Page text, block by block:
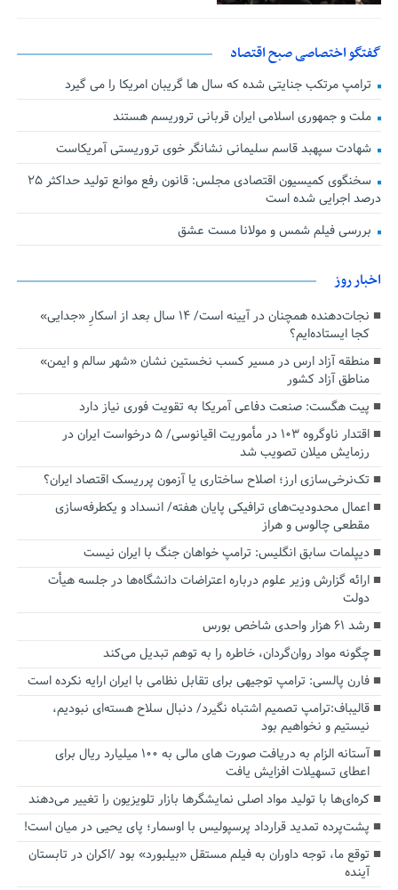
گفتگو اختصاصی صبح اقتصاد
ترامپ مرتکب جنایتی شده که سال ها گریبان امریکا را می گیرد
ملت و جمهوری اسلامی ایران قربانی تروریسم هستند
شهادت سپهبد قاسم سلیمانی نشانگر خوی تروریستی آمریکاست
سخنگوی کمیسیون اقتصادی مجلس: قانون رفع موانع تولید حداکثر ۲۵
درصد اجرایی شده است
بررسی فیلم شمس و مولانا مست عشق
اخبار روز
نجات‌دهنده‌ همچنان در آیینه است/ ۱۴ سال بعد از اسکارِ «جدایی»
کجا ایستاده‌ایم؟
منطقه آزاد ارس در مسیر کسب نخستین نشان «شهر سالم و ایمن»
مناطق آزاد کشور
پیت هگست: صنعت دفاعی آمریکا به تقویت فوری نیاز دارد
اقتدار ناوگروه ۱۰۳ در مأموریت‌ اقیانوسی/ ۵ درخواست ایران در
رزمایش میلان تصویب شد
تک‌نرخی‌سازی ارز؛ اصلاح ساختاری یا آزمون پرریسک اقتصاد ایران؟
اعمال محدودیت‌های ترافیکی پایان هفته/ انسداد و یکطرفه‌سازی
مقطعی چالوس و هراز
دیپلمات سابق انگلیس:‌ ترامپ خواهان جنگ با ایران نیست
ارائه گزارش وزیر علوم درباره اعتراضات دانشگاه‌ها در جلسه هیأت
دولت
رشد ۶۱ هزار واحدی شاخص بورس
چگونه مواد روان‌گردان، خاطره را به توهم تبدیل می‌کند
فارن پالسی: ترامپ توجیهی برای تقابل نظامی با ایران ارایه نکرده است
قالیباف:ترامپ تصمیم اشتباه نگیرد/ دنبال سلاح هسته‌ای نبودیم،
نیستیم و نخواهیم بود
آستانه الزام به دریافت صورت های مالی به ۱۰۰ میلیارد ریال برای
اعطای تسهیلات افزایش یافت
کره‌ای‌ها با تولید مواد اصلی نمایشگرها بازار تلویزیون را تغییر می‌دهند
پشت‌پرده تمدید قرارداد پرسپولیس با اوسمار؛ پای یحیی در میان است!
توقع ما، توجه داوران به فیلم مستقل «بیلبورد» بود /اکران در تابستان
آینده